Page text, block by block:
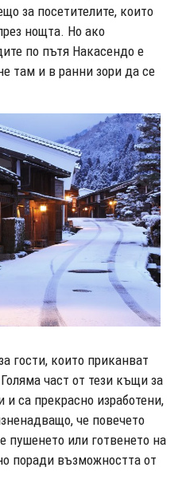
за посетителите, които
нощта. Но ако
по пътя Накасендо е
там и в ранни зори да се
гости, които приканват
част от тези къщи за
и са прекрасно изработени,
че повечето
пушенето или готвенето на
поради възможността от